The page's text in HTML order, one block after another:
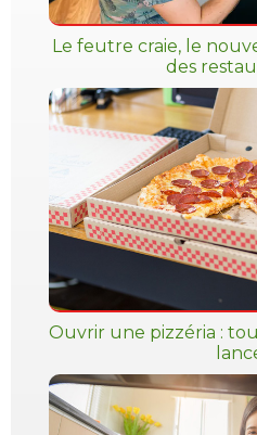
Le feutre craie, le
des
Ouvrir une pizzéria :